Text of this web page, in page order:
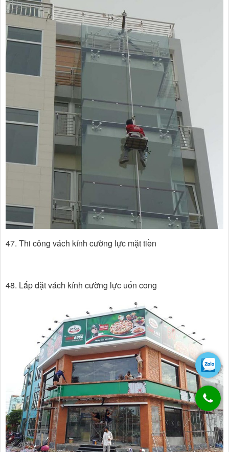
47. Thi công vách kính cường lực mặt tiền
48. Lắp đặt vách kính cường lực uốn cong